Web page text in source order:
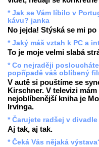
* Jak se Vám líbilo v
kávu? janka
No jejda! Stýská se mi po
* Jaký máš vztah k PC a
To je moje velmi slabá
* Co nejraději
popřípadě váš oblíbený
V autě si pouštíme se
Kirschner. V televizi
nejoblíbenější kniha je
Irvinga.
* Čarujete radšej v
Aj tak, aj tak.
* Čeká Vás nějaká